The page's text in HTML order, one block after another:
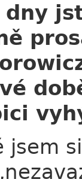
jsem